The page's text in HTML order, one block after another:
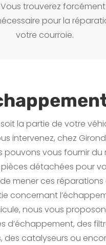
trouverez
pour la
votre courroie.
la partie de votre
intervenez, chez
pouvons vous fournir du
détachées pour
mener ces réparations
concernant
nous vous
d’échappement, des
des catalyseurs ou